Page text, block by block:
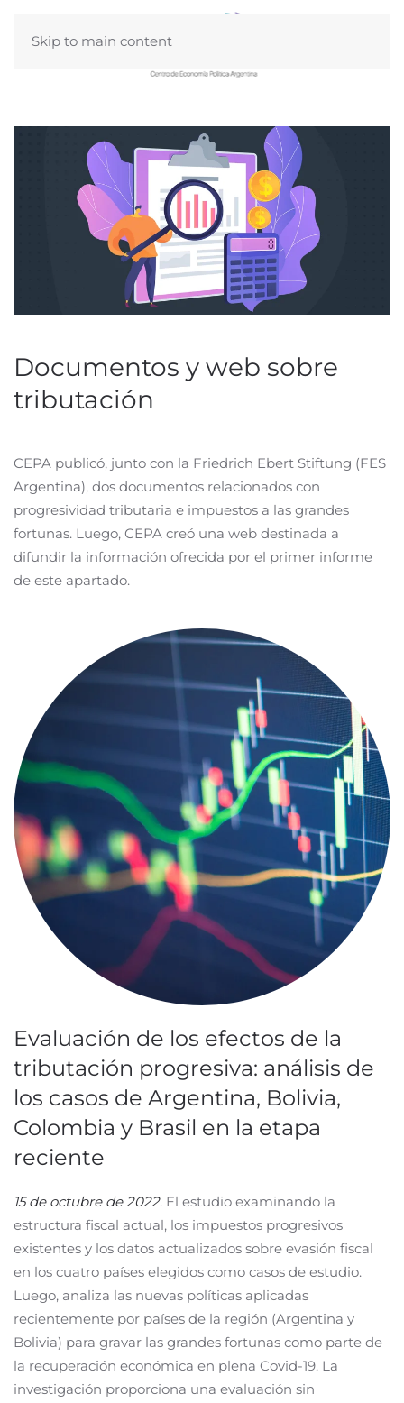
Skip to main content
Documentos y web sobre
tributación
CEPA publicó, junto con la Friedrich Ebert Stiftung (FES
Argentina), dos documentos relacionados con
progresividad tributaria e impuestos a las grandes
fortunas. Luego, CEPA creó una web destinada a
difundir la información ofrecida por el primer informe
de este apartado.
Evaluación de los efectos de la
tributación progresiva: análisis de
los casos de Argentina, Bolivia,
Colombia y Brasil en la etapa
reciente
15 de octubre de 2022. El estudio examinando la
estructura fiscal actual, los impuestos progresivos
existentes y los datos actualizados sobre evasión fiscal
en los cuatro países elegidos como casos de estudio.
Luego, analiza las nuevas políticas aplicadas
recientemente por países de la región (Argentina y
Bolivia) para gravar las grandes fortunas como parte de
la recuperación económica en plena Covid-19. La
investigación proporciona una evaluación sin